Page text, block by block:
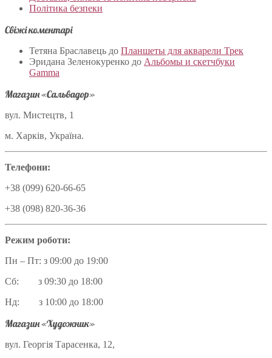
Політика безпеки
Свіжі коментарі
Тетяна Браславець до Планшеты для акварели Трек
Эридана Зеленокуренко до Альбомы и скетчбуки
Gamma
Магазин «Сальвадор»
вул. Мистецтв, 1
м. Харків, Україна.
Телефони:
+38 (099) 620-66-65
+38 (098) 820-36-36
Режим роботи:
Пн – Пт: з 09:00 до 19:00
Сб: з 09:30 до 18:00
Нд: з 10:00 до 18:00
Магазин «Художник»
вул. Георгія Тарасенка, 12,